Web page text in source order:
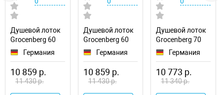
Душевой лоток
Grocenberg 60
T600BGГермания
10 859 р.
11 430 р.
Душевой лоток
Grocenberg 60
T600MGГермания
10 859 р.
11 430 р.
Душевой лоток
Grocenberg 70
T700NKГермания
10 773 р.
11 340 р.